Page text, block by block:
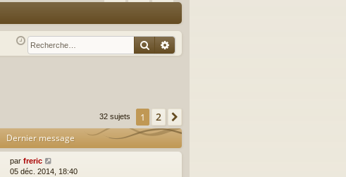
Q ne
xi
nr
eg
Rechercher
Recherche avancée
32 sujets 1 2
Dernier message
par freric
05 déc. 2014, 18:40